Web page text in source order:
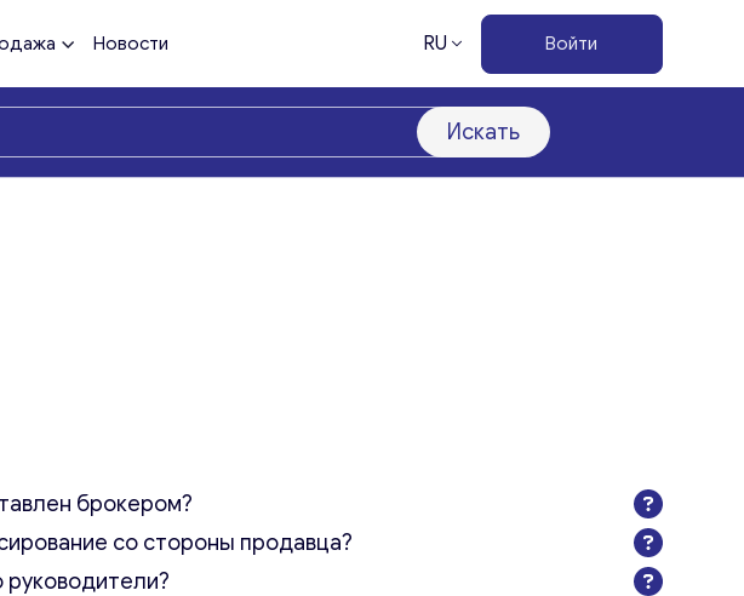
Новости RU Войти
Искать
брокером?
со стороны продавца?
руководители?